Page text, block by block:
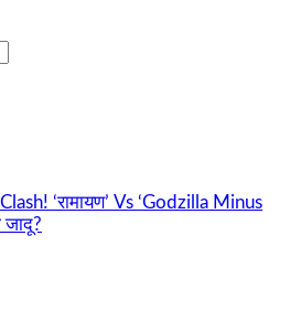
‘रामायण’ Vs ‘Godzilla Minus